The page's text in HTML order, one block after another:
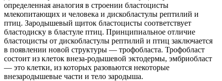
определенная аналогия в строении бластоцисты
млекопитающих и человека и дис­кобластулы рептилий и
птиц. Зародышевый щиток бластоцисты соот­ветствует
бластодиску в бластуле птиц. Принципиальное отличие
бластоцисты от дискобластулы рептилий и птиц заключается
в появ­лении новой структуры — трофобласта. Трофобласт
состоит из клеток внеза-родышевой эктодермы, эмбриобласт
— это клетки, из которых разовьются некоторые
внезародышевые части и тело зародыша.